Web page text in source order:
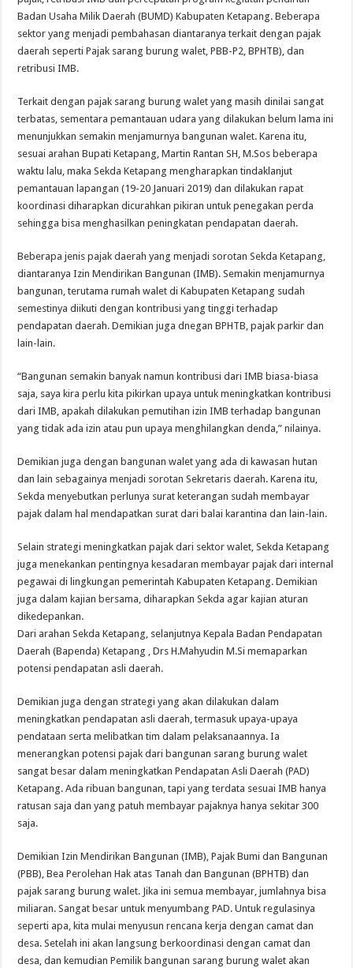
Badan Usaha Milik Daerah (BUMD) Kabupaten Ketapang. Beberapa
sektor yang menjadi pembahasan diantaranya terkait dengan pajak
daerah seperti Pajak sarang burung walet, PBB-P2, BPHTB), dan
retribusi IMB.
Terkait dengan pajak sarang burung walet yang masih dinilai sangat
terbatas, sementara pemantauan udara yang dilakukan belum lama ini
menunjukkan semakin menjamurnya bangunan walet. Karena itu,
sesuai arahan Bupati Ketapang, Martin Rantan SH, M.Sos beberapa
waktu lalu, maka Sekda Ketapang mengharapkan tindaklanjut
pemantauan lapangan (19-20 Januari 2019) dan dilakukan rapat
koordinasi diharapkan dicurahkan pikiran untuk penegakan perda
sehingga bisa menghasilkan peningkatan pendapatan daerah.
Beberapa jenis pajak daerah yang menjadi sorotan Sekda Ketapang,
diantaranya Izin Mendirikan Bangunan (IMB). Semakin menjamurnya
bangunan, terutama rumah walet di Kabupaten Ketapang sudah
semestinya diikuti dengan kontribusi yang tinggi terhadap
pendapatan daerah. Demikian juga dnegan BPHTB, pajak parkir dan
lain-lain.
“Bangunan semakin banyak namun kontribusi dari IMB biasa-biasa
saja, saya kira perlu kita pikirkan upaya untuk meningkatkan kontribusi
dari IMB, apakah dilakukan pemutihan izin IMB terhadap bangunan
yang tidak ada izin atau pun upaya menghilangkan denda,” nilainya.
Demikian juga dengan bangunan walet yang ada di kawasan hutan
dan lain sebagainya menjadi sorotan Sekretaris daerah. Karena itu,
Sekda menyebutkan perlunya surat keterangan sudah membayar
pajak dalam hal mendapatkan surat dari balai karantina dan lain-lain.
Selain strategi meningkatkan pajak dari sektor walet, Sekda Ketapang
juga menekankan pentingnya kesadaran membayar pajak dari internal
pegawai di lingkungan pemerintah Kabupaten Ketapang. Demikian
juga dalam kajian bersama, diharapkan Sekda agar kajian aturan
dikedepankan.
Dari arahan Sekda Ketapang, selanjutnya Kepala Badan Pendapatan
Daerah (Bapenda) Ketapang , Drs H.Mahyudin M.Si memaparkan
potensi pendapatan asli daerah.
Demikian juga dengan strategi yang akan dilakukan dalam
meningkatkan pendapatan asli daerah, termasuk upaya-upaya
pendataan serta melibatkan tim dalam pelaksanaannya. Ia
menerangkan potensi pajak dari bangunan sarang burung walet
sangat besar dalam meningkatkan Pendapatan Asli Daerah (PAD)
Ketapang. Ada ribuan bangunan, tapi yang terdata sesuai IMB hanya
ratusan saja dan yang patuh membayar pajaknya hanya sekitar 300
saja.
Demikian Izin Mendirikan Bangunan (IMB), Pajak Bumi dan Bangunan
(PBB), Bea Perolehan Hak atas Tanah dan Bangunan (BPHTB) dan
pajak sarang burung walet. Jika ini semua membayar, jumlahnya bisa
miliaran. Sangat besar untuk menyumbang PAD. Untuk regulasinya
seperti apa, kita mulai menyusun rencana kerja dengan camat dan
desa. Setelah ini akan langsung berkoordinasi dengan camat dan
desa, dan kemudian Pemilik bangunan sarang burung walet akan